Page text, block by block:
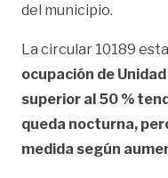
del municipio.
La circular 10189
ocupación de
superior al 50 %
queda nocturna,
medida según